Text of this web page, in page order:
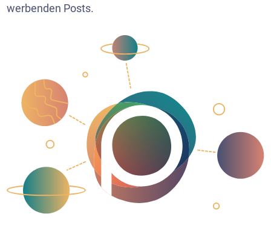
werbenden Posts.